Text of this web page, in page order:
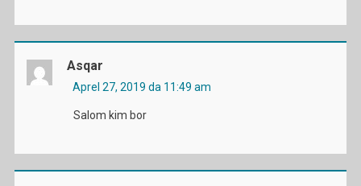
Asqar
Aprel 27, 2019 da 11:49 am
Salom kim bor